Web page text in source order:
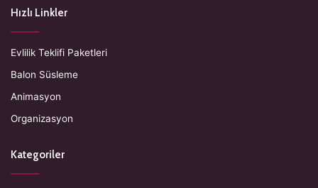
Hızlı Linkler
Evlilik Teklifi Paketleri
Balon Süsleme
Animasyon
Organizasyon
Kategoriler